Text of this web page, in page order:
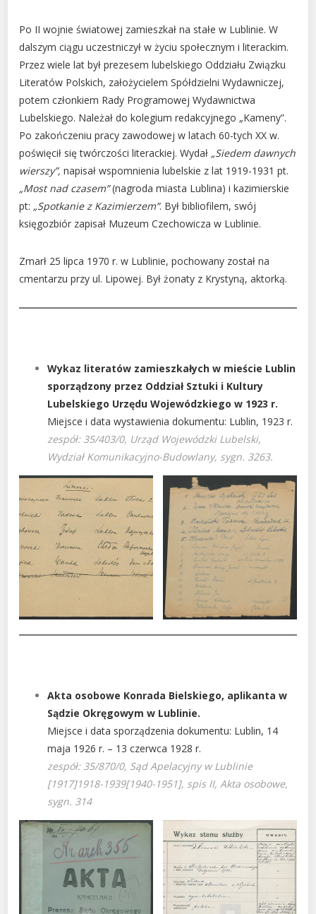
Po II wojnie światowej zamieszkał na stałe w Lublinie. W
dalszym ciągu uczestniczył w życiu społecznym i literackim.
Przez wiele lat był prezesem lubelskiego Oddziału Związku
Literatów Polskich, założycielem Spółdzielni Wydawniczej,
potem członkiem Rady Programowej Wydawnictwa
Lubelskiego. Należał do kolegium redakcyjnego „Kameny”.
Po zakończeniu pracy zawodowej w latach 60-tych XX w.
poświęcił się twórczości literackiej. Wydał „Siedem dawnych
wierszy”, napisał wspomnienia lubelskie z lat 1919-1931 pt.
„Most nad czasem”(nagroda miasta Lublina) i kazimierskie
pt: „Spotkanie z Kazimierzem”. Był bibliofilem, swój
księgozbiór zapisał Muzeum Czechowicza w Lublinie.
Zmarł 25 lipca 1970 r. w Lublinie, pochowany został na
cmentarzu przy ul. Lipowej. Był żonaty z Krystyną, aktorką.
Wykaz literatów zamieszkałych w mieście Lublin
sporządzony przez Oddział Sztuki i Kultury
Lubelskiego Urzędu Wojewódzkiego w 1923 r.
Miejsce i data wystawienia dokumentu: Lublin, 1923 r.
zespół: 35/403/0, Urząd Wojewódzki Lubelski,
Wydział Komunikacyjno-Budowlany, sygn. 3263.
Akta osobowe Konrada Bielskiego, aplikanta w
Sądzie Okręgowym w Lublinie.
Miejsce i data sporządzenia dokumentu: Lublin, 14
maja 1926 r. – 13 czerwca 1928 r.
zespół: 35/870/0, Sąd Apelacyjny w Lublinie
[1917]1918-1939[1940-1951], spis II, Akta osobowe,
sygn. 314